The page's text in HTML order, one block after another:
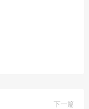
下一篇